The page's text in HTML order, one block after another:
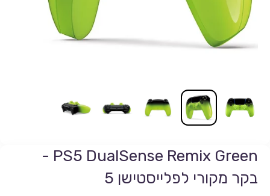
PS5 DualSense Remix Green -
בקר מקורי לפלייסטישן 5